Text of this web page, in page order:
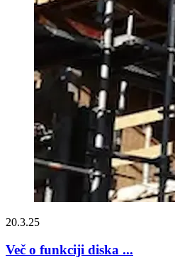
20.3.25
Več o funkciji diska ...